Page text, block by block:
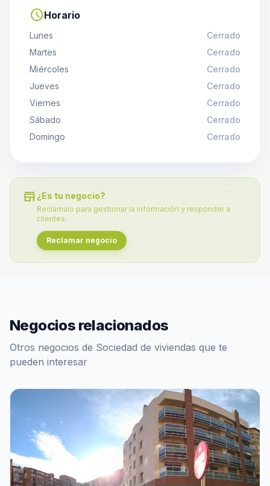
scheduleHorario
Lunes
Cerrado
Martes
Cerrado
Miércoles
Cerrado
Jueves
Cerrado
Viernes
Cerrado
Sábado
Cerrado
Domingo
Cerrado
store ¿Es tu negocio?
Reclámalo para gestionar la información y responder a
clientes.
Reclamar negocio
Negocios relacionados
Otros negocios de Sociedad de viviendas que te
pueden interesar